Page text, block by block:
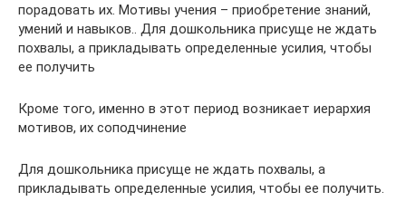
порадовать их. Мотивы учения – приобретение знаний,
умений и навыков.. Для дошкольника присуще не ждать
похвалы, а прикладывать определенные усилия, чтобы
ее получить
Кроме того, именно в этот период возникает иерархия
мотивов, их соподчинение
Для дошкольника присуще не ждать похвалы, а
прикладывать определенные усилия, чтобы ее получить.